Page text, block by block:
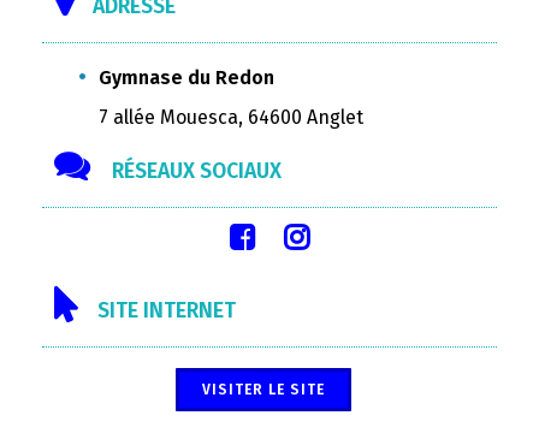
ADRESSE
Gymnase du Redon
7 allée Mouesca, 64600 Anglet
RÉSEAUX SOCIAUX
SITE INTERNET
VISITER LE SITE